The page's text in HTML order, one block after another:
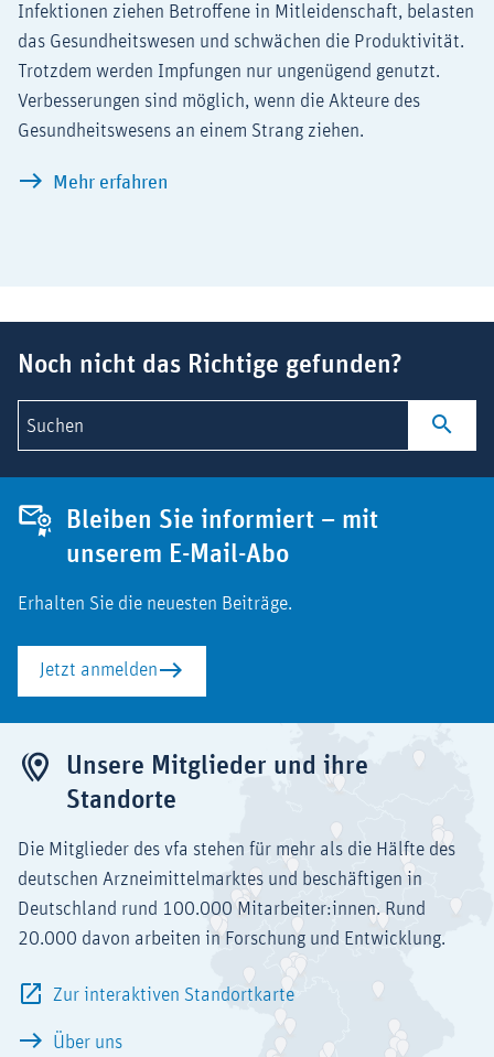
Infektionen ziehen Betroffene in Mitleidenschaft, belasten
das Gesundheitswesen und schwächen die Produktivität.
Trotzdem werden Impfungen nur ungenügend genutzt.
Verbesserungen sind möglich, wenn die Akteure des
Gesundheitswesens an einem Strang ziehen.
Mehr erfahren
Noch nicht das Richtige gefunden?
Suchen
Bleiben Sie informiert – mit
unserem E-Mail-Abo
Erhalten Sie die neuesten Beiträge.
Jetzt anmelden
Unsere Mitglieder und ihre
Standorte
Die Mitglieder des vfa stehen für mehr als die Hälfte des
deutschen Arzneimittelmarktes und beschäftigen in
Deutschland rund 100.000 Mitarbeiter:innen. Rund
20.000 davon arbeiten in Forschung und Entwicklung.
Zur interaktiven Standortkarte
Über uns